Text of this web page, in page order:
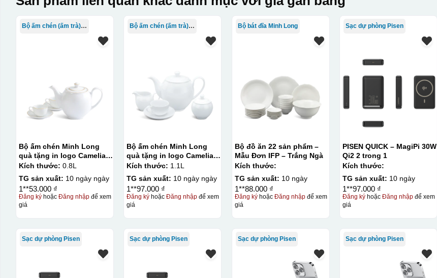
Bộ ấm chén (ấm trà) in logo
Bộ ấm chén Minh Long
quà tặng in logo Camelia
kẻ chỉ vàng 800ml KQ-
Kích thước: 0.8L
TG sản xuất: 10 ngày ngày
1**53.000 ₫
Đăng kýhoặc Đăng nhậpđể xem
giá
Bộ ấm chén (ấm trà) in logo
Bộ ấm chén Minh Long
quà tặng in logo Camelia
1,1L KQ-ACML12
Kích thước: 1.1L
TG sản xuất: 10 ngày ngày
1**97.000 ₫
Đăng ký hoặcĐăng nhập để xem
giá
Bộ bát đĩa Minh Long
Bộ đồ ăn 22 sản phẩm –
Mẫu Đơn IFP – Trắng Ngà
Kích thước:
TG sản xuất: 10 ngày
1**88.000 ₫
Đăng kýhoặc Đăng nhậpđể xem
giá
Sạc dự phòng Pisen
PISEN QUICK – MagiPi 30W
Qi2 2 trong 1
Kích thước:
TG sản xuất: 10 ngày
1**97.000 ₫
Đăng ký hoặcĐăng nhập để xem
giá
Sạc dự phòng Pisen Sạc dự phòng Pisen Sạc dự phòng Pisen Sạc dự phòng Pisen